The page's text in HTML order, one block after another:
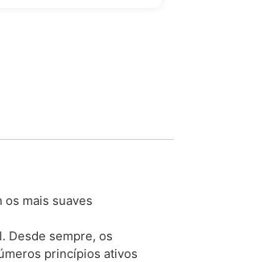
mais suaves
Desde sempre, os
princípios ativos